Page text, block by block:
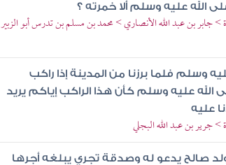
الله عليه وسلم ألا خمرته ؟
> جابر بن عبد الله الأنصاري > محمد بن مسلم بن تدرس أبو الزبير
وسلم فلما برزنا من المدينة إذا راكب
عليه وسلم كأن هذا الراكب إياكم يريد
عليه
> جرير بن عبد الله البجلي
صالح يدعو له وصدقة تجري يبلغه أجرها